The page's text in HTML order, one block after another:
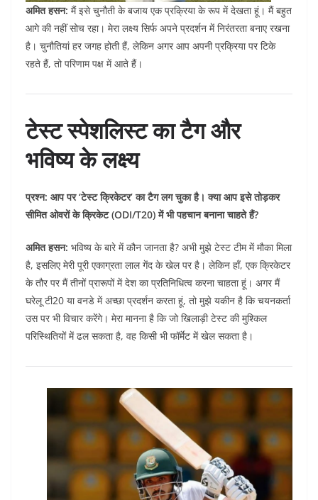
अमित हसन: मैं इसे चुनौती के बजाय एक प्रक्रिया के रूप में देखता हूं। मैं बहुत
आगे की नहीं सोच रहा। मेरा लक्ष्य सिर्फ अपने प्रदर्शन में निरंतरता बनाए रखना
है। चुनौतियां हर जगह होती हैं, लेकिन अगर आप अपनी प्रक्रिया पर टिके
रहते हैं, तो परिणाम पक्ष में आते हैं।
टेस्ट स्पेशलिस्ट का टैग और
भविष्य के लक्ष्य
प्रश्न: आप पर ‘टेस्ट क्रिकेटर’ का टैग लग चुका है। क्या आप इसे तोड़कर
सीमित ओवरों के क्रिकेट (ODI/T20) में भी पहचान बनाना चाहते हैं?
अमित हसन: भविष्य के बारे में कौन जानता है? अभी मुझे टेस्ट टीम में मौका मिला
है, इसलिए मेरी पूरी एकाग्रता लाल गेंद के खेल पर है। लेकिन हाँ, एक क्रिकेटर
के तौर पर मैं तीनों प्रारूपों में देश का प्रतिनिधित्व करना चाहता हूं। अगर मैं
घरेलू टी20 या वनडे में अच्छा प्रदर्शन करता हूं, तो मुझे यकीन है कि चयनकर्ता
उस पर भी विचार करेंगे। मेरा मानना है कि जो खिलाड़ी टेस्ट की मुश्किल
परिस्थितियों में ढल सकता है, वह किसी भी फॉर्मेट में खेल सकता है।